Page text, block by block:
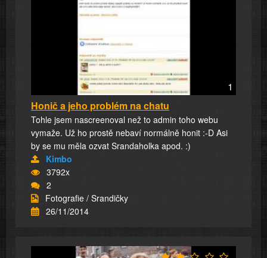
1
Honič a jeho problém na chatu
Tohle jsem nascreenoval než to admin toho webu
vymaže. Už ho prostě nebaví normálně honit :-D Asi
by se mu měla ozvat Srandaholka apod. :)
Kimbo
3792x
2
Fotografie / Srandičky
26/11/2014